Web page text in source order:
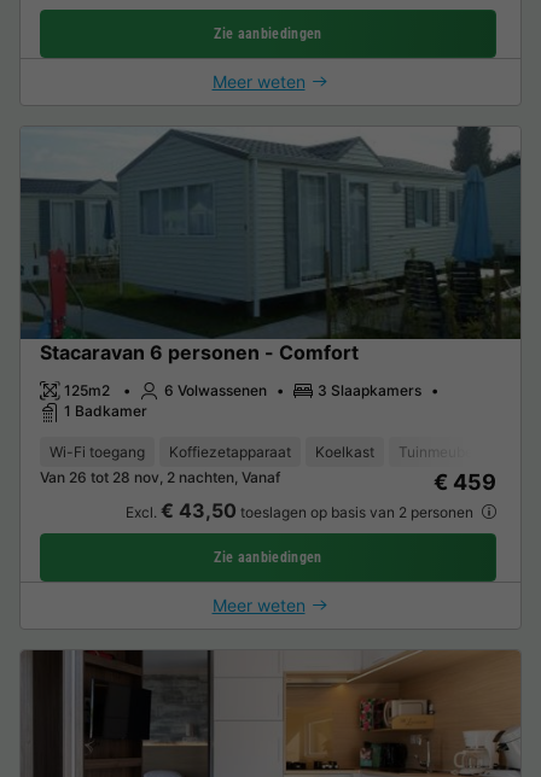
Zie aanbiedingen
Meer weten
Stacaravan 6 personen - Comfort
125m2 6 Volwassenen
3 Slaapkamers
1 Badkamer
Wi-Fi toegang Koffiezetapparaat Koelkast Tuinmeubelen
Van 26 tot 28 nov, 2 nachten, Vanaf
€ 459
Excl. € 43,50 toeslagen op basis van 2 personen
Zie aanbiedingen
Meer weten